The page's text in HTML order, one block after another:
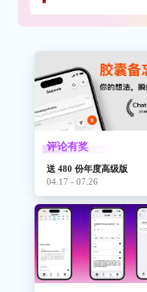
评论有奖
送 480 份年度高级版
04.17 - 07.26